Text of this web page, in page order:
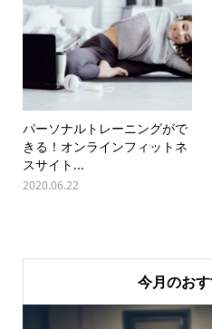
パーソナルトレーニングがで
きる！オンラインフィットネ
スサイト...
2020.06.22
今月のお